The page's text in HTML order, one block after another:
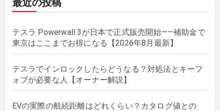
テスラ Powerwall 3が日本で正式販売開始——補助金で
東京はここまでお得になる【2026年8月最新】
テスラでインロックしたらどうなる？対処法とキーフ
ォブが必要な人【オーナー解説】
EVの実際の航続距離はどれくらい？カタログ値との